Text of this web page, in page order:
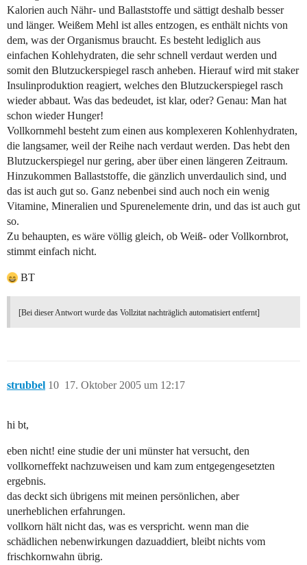
Kalorien auch Nähr- und Ballaststoffe und sättigt deshalb besser
und länger. Weißem Mehl ist alles entzogen, es enthält nichts von
dem, was der Organismus braucht. Es besteht lediglich aus
einfachen Kohlehydraten, die sehr schnell verdaut werden und
somit den Blutzuckerspiegel rasch anheben. Hierauf wird mit staker
Insulinproduktion reagiert, welches den Blutzuckerspiegel rasch
wieder abbaut. Was das bedeudet, ist klar, oder? Genau: Man hat
schon wieder Hunger!
Vollkornmehl besteht zum einen aus komplexeren Kohlenhydraten,
die langsamer, weil der Reihe nach verdaut werden. Das hebt den
Blutzuckerspiegel nur gering, aber über einen längeren Zeitraum.
Hinzukommen Ballaststoffe, die gänzlich unverdaulich sind, und
das ist auch gut so. Ganz nebenbei sind auch noch ein wenig
Vitamine, Mineralien und Spurenelemente drin, und das ist auch gut
so.
Zu behaupten, es wäre völlig gleich, ob Weiß- oder Vollkornbrot,
stimmt einfach nicht.
BT
[Bei dieser Antwort wurde das Vollzitat nachträglich automatisiert entfernt]
strubbel 17. Oktober 2005 um 12:17
10
hi bt,
eben nicht! eine studie der uni münster hat versucht, den
vollkorneffekt nachzuweisen und kam zum entgegengesetzten
ergebnis.
das deckt sich übrigens mit meinen persönlichen, aber
unerheblichen erfahrungen.
vollkorn hält nicht das, was es verspricht. wenn man die
schädlichen nebenwirkungen dazuaddiert, bleibt nichts vom
frischkornwahn übrig.